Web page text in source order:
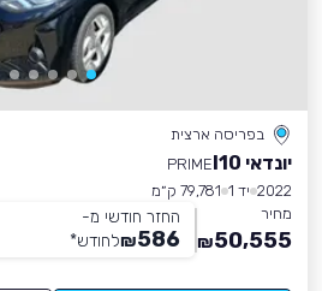
בפריסה ארצית
יונדאי I10
PRIME
2022 יד 1
79,781 ק״מ
מחיר
50,555
₪
החזר חודשי מ-
586
₪לחודש*